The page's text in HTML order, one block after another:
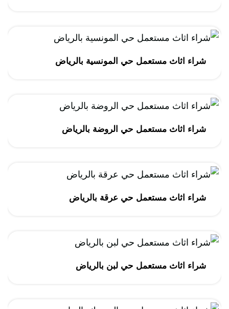
شراء اثاث مستعمل حي المونسية بالرياض
شراء اثاث مستعمل حي الروضة بالرياض
شراء اثاث مستعمل حي عرقة بالرياض
شراء اثاث مستعمل حي لبن بالرياض